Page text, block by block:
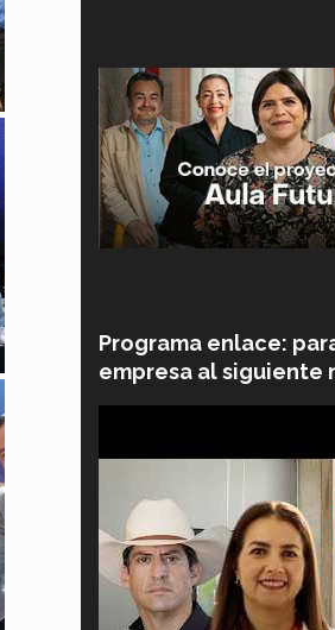
Programa enlace:
empresa al siguiente